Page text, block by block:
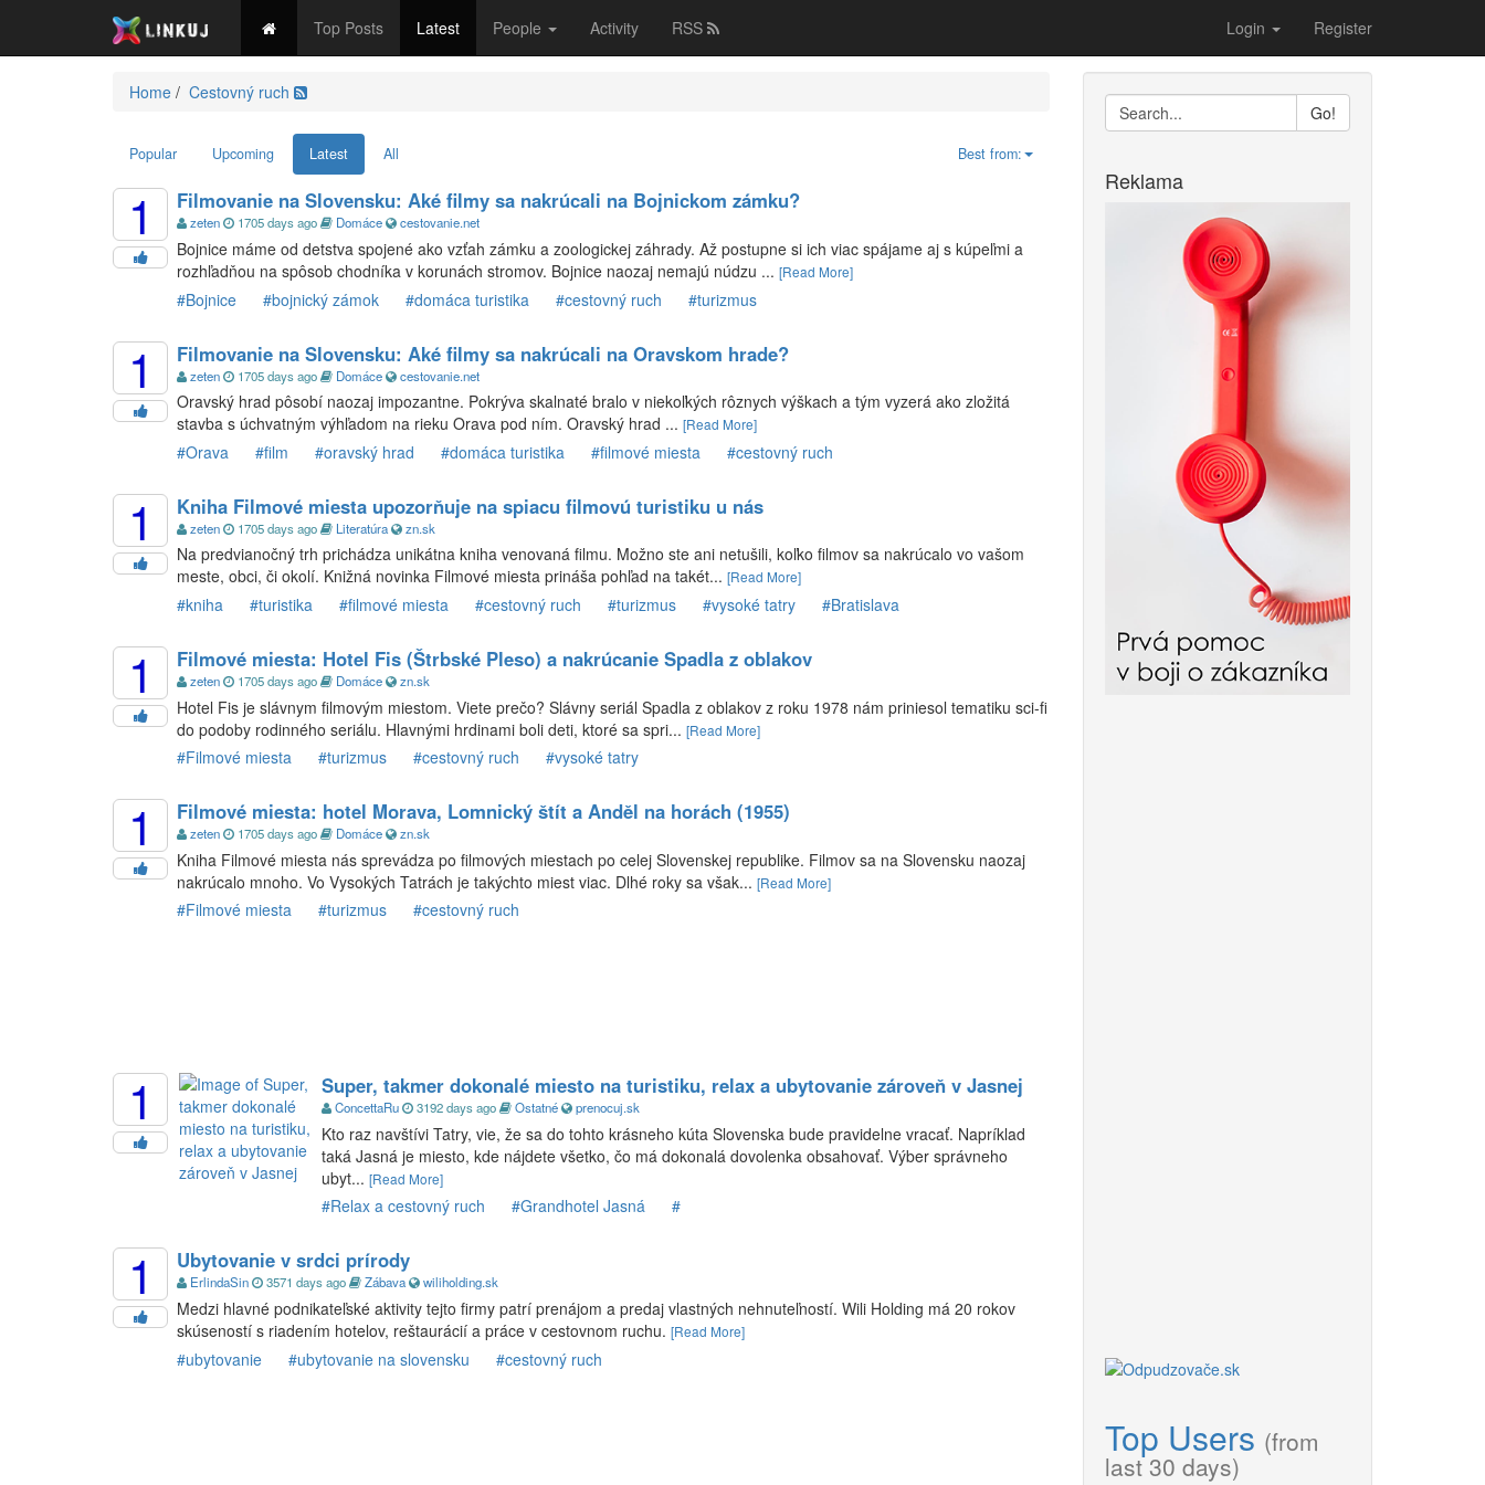
Top Posts Latest People Activity RSS Login Register
Spravodajstvo Ekonomika Šport Kultúra Technológie Marketing Blogy
Home / Cestovný ruch
Popular Upcoming Latest All Best from:
1 Filmovanie na Slovensku: Aké filmy sa nakrúcali na Bojnickom zámku?
zeten 1705 days ago Domáce cestovanie.net
Bojnice máme od detstva spojené ako vzťah zámku a zoologickej záhrady. Až postupne si ich viac spájame aj s kúpeľmi a
rozhľadňou na spôsob chodníka v korunách stromov. Bojnice naozaj nemajú núdzu ... [Read More]
#Bojnice #bojnický zámok #domáca turistika #cestovný ruch #turizmus
1 Filmovanie na Slovensku: Aké filmy sa nakrúcali na Oravskom hrade?
zeten 1705 days ago Domáce cestovanie.net
Oravský hrad pôsobí naozaj impozantne. Pokrýva skalnaté bralo v niekoľkých rôznych výškach a tým vyzerá ako zložitá
stavba s úchvatným výhľadom na rieku Orava pod ním. Oravský hrad ... [Read More]
#Orava #film #oravský hrad #domáca turistika #filmové miesta #cestovný ruch
1 Kniha Filmové miesta upozorňuje na spiacu filmovú turistiku u nás
zeten 1705 days ago Literatúra zn.sk
Na predvianočný trh prichádza unikátna kniha venovaná filmu. Možno ste ani netušili, koľko filmov sa nakrúcalo vo vašom
meste, obci, či okolí. Knižná novinka Filmové miesta prináša pohľad na takét... [Read More]
#kniha #turistika #filmové miesta #cestovný ruch #turizmus #vysoké tatry #Bratislava
1 Filmové miesta: Hotel Fis (Štrbské Pleso) a nakrúcanie Spadla z oblakov
zeten 1705 days ago Domáce zn.sk
Hotel Fis je slávnym filmovým miestom. Viete prečo? Slávny seriál Spadla z oblakov z roku 1978 nám priniesol tematiku sci-fi
do podoby rodinného seriálu. Hlavnými hrdinami boli deti, ktoré sa spri... [Read More]
#Filmové miesta #turizmus #cestovný ruch #vysoké tatry
1 Filmové miesta: hotel Morava, Lomnický štít a Anděl na horách (1955)
zeten 1705 days ago Domáce zn.sk
Kniha Filmové miesta nás sprevádza po filmových miestach po celej Slovenskej republike. Filmov sa na Slovensku naozaj
nakrúcalo mnoho. Vo Vysokých Tatrách je takýchto miest viac. Dlhé roky sa však... [Read More]
#Filmové miesta #turizmus #cestovný ruch
1 Super, takmer dokonalé miesto na turistiku, relax a ubytovanie zároveň v Jasnej
ConcettaRu 3192 days ago Ostatné prenocuj.sk
Kto raz navštívi Tatry, vie, že sa do tohto krásneho kúta Slovenska bude pravidelne vracať. Napríklad
taká Jasná je miesto, kde nájdete všetko, čo má dokonalá dovolenka obsahovať. Výber správneho
ubyt... [Read More]
#Relax a cestovný ruch #Grandhotel Jasná #
1 Ubytovanie v srdci prírody
ErlindaSin 3571 days ago Zábava wiliholding.sk
Medzi hlavné podnikateľské aktivity tejto firmy patrí prenájom a predaj vlastných nehnuteľností. Wili Holding má 20 rokov
skúseností s riadením hotelov, reštaurácií a práce v cestovnom ruchu. [Read More]
#ubytovanie #ubytovanie na slovensku #cestovný ruch
Go!
Reklama
Top Users (from
last 30 days)